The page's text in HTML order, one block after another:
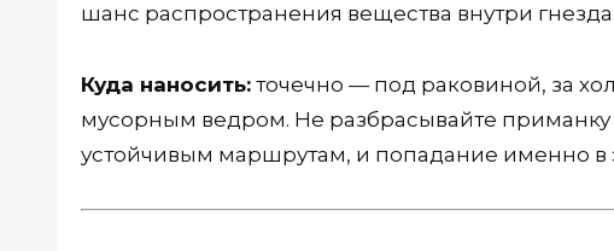
шанс распространения вещества внутри гнезда.
Куда наносить: точечно — под раковиной, за
мусорным ведром. Не разбрасывайте приманку
устойчивым маршрутам, и попадание именно в